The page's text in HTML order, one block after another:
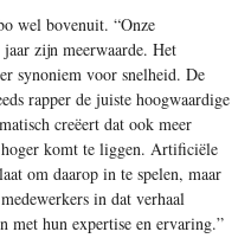
wel bovenuit. “Onze
zijn meerwaarde. Het
synoniem voor snelheid. De
rapper de juiste hoogwaardige
creëert dat ook meer
komt te liggen. Artificiële
om daarop in te spelen, maar
in dat verhaal
met hun expertise en ervaring.”